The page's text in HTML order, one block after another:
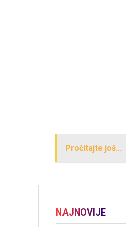
Pročitajte još...
NAJNOVIJE